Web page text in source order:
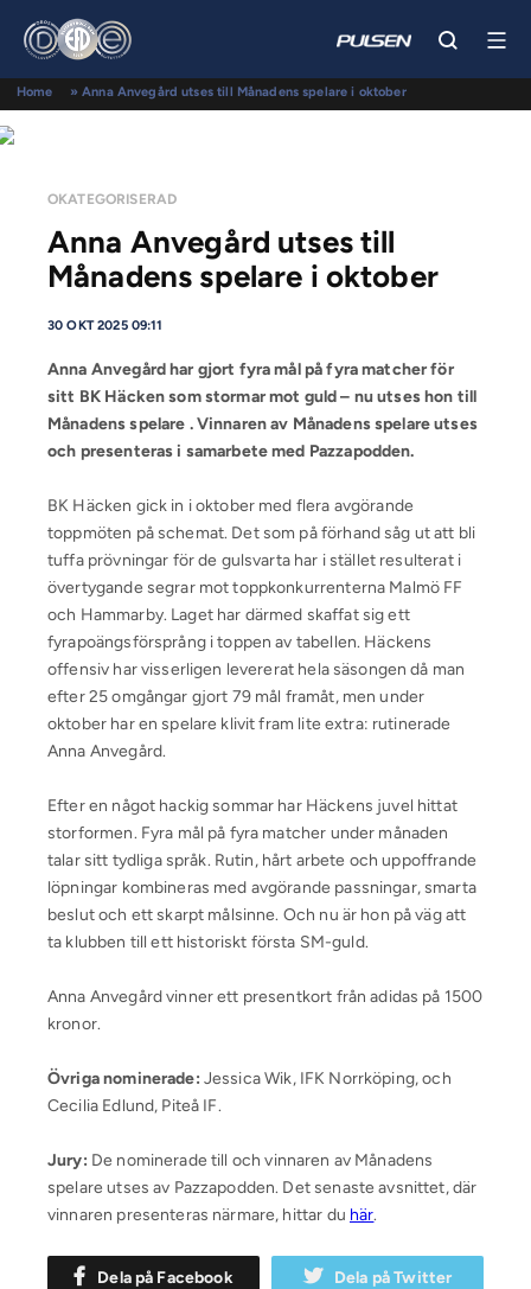
Home »Anna Anvegård utses till Månadens spelare i oktober
OKATEGORISERAD
Anna Anvegård utses till
Månadens spelare i oktober
30 OKT 2025 09:11
Anna Anvegård har gjort fyra mål på fyra matcher för
sitt BK Häcken som stormar mot guld – nu utses hon till
Månadens spelare . Vinnaren av Månadens spelare utses
och presenteras i samarbete med Pazzapodden.
BK Häcken gick in i oktober med flera avgörande
toppmöten på schemat. Det som på förhand såg ut att bli
tuffa prövningar för de gulsvarta har i stället resulterat i
övertygande segrar mot toppkonkurrenterna Malmö FF
och Hammarby. Laget har därmed skaffat sig ett
fyrapoängsförsprång i toppen av tabellen. Häckens
offensiv har visserligen levererat hela säsongen då man
efter 25 omgångar gjort 79 mål framåt, men under
oktober har en spelare klivit fram lite extra: rutinerade
Anna Anvegård.
Efter en något hackig sommar har Häckens juvel hittat
storformen. Fyra mål på fyra matcher under månaden
talar sitt tydliga språk. Rutin, hårt arbete och uppoffrande
löpningar kombineras med avgörande passningar, smarta
beslut och ett skarpt målsinne. Och nu är hon på väg att
ta klubben till ett historiskt första SM-guld.
Anna Anvegård vinner ett presentkort från adidas på 1500
kronor.
Övriga nominerade: Jessica Wik, IFK Norrköping, och
Cecilia Edlund, Piteå IF.
Jury: De nominerade till och vinnaren av Månadens
spelare utses av Pazzapodden. Det senaste avsnittet, där
vinnaren presenteras närmare, hittar du här.
Dela på Facebook Dela på Twitter